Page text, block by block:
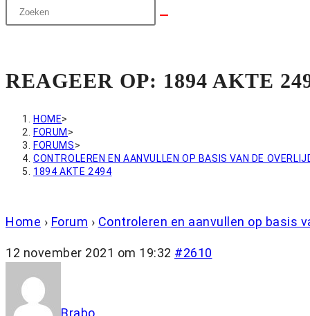
REAGEER OP: 1894 AKTE
HOME>
FORUM >
FORUMS>
CONTROLEREN EN AANVULLEN OP BASIS VAN DE
1894 AKTE 2494
Home › Forum › Controleren en aanvullen op basis
12 november 2021 om 19:32 #2610
Brabo